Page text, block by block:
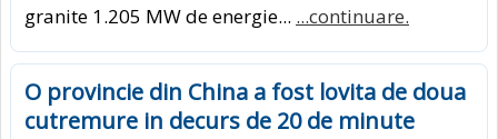
granite 1.205 MW de energie... ...continuare.
O provincie din China a fost lovita de doua
cutremure in decurs de 20 de minute